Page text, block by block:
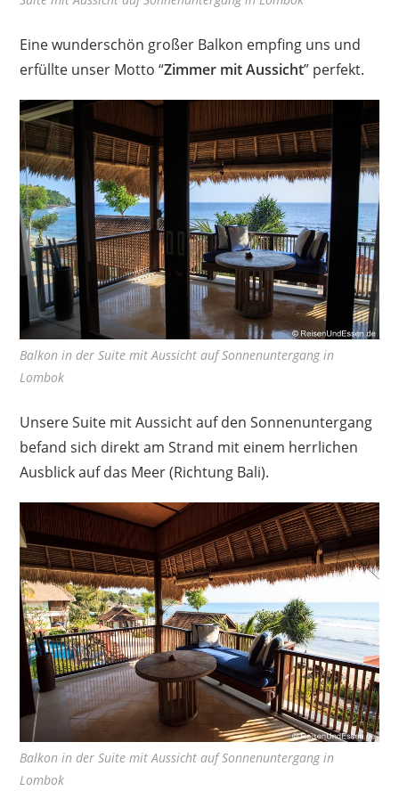
Eine wunderschön großer Balkon empfing uns und
erfüllte unser Motto “Zimmer mit Aussicht” perfekt.
Balkon in der Suite mit Aussicht auf Sonnenuntergang in
Lombok
Unsere Suite mit Aussicht auf den Sonnenuntergang
befand sich direkt am Strand mit einem herrlichen
Ausblick auf das Meer (Richtung Bali).
Balkon in der Suite mit Aussicht auf Sonnenuntergang in
Lombok